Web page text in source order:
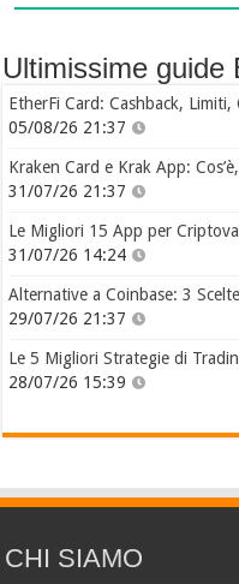
Ultimissime guide
EtherFi Card: Cashback,
05/08/26 21:37
Kraken Card e Krak App:
31/07/26 21:37
Le Migliori 15 App per
31/07/26 14:24
Alternative a Coinbase: 3
29/07/26 21:37
Le 5 Migliori Strategie di
28/07/26 15:39
CHI SIAMO